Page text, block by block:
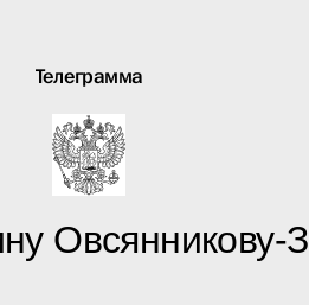
Телеграмма
Овсянникову-